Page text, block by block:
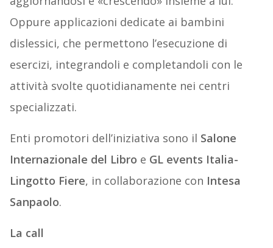
Oppure applicazioni dedicate ai bambini
dislessici, che permettono l’esecuzione di
esercizi, integrandoli e completandoli con le
attività svolte quotidianamente nei centri
specializzati.
Enti promotori dell’iniziativa sono il Salone
Internazionale del Libro e GL events Italia-
Lingotto Fiere, in collaborazione con Intesa
Sanpaolo.
La call